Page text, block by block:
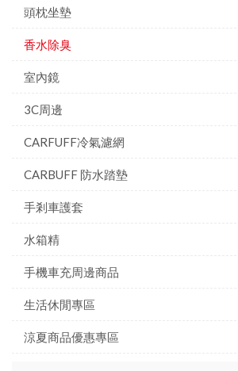
頭枕坐墊
香水除臭
室內鏡
3C周邊
CARFUFF冷氣濾網
CARBUFF 防水踏墊
手剎車護套
水箱精
手機車充周邊商品
生活休閒專區
涼夏商品優惠專區